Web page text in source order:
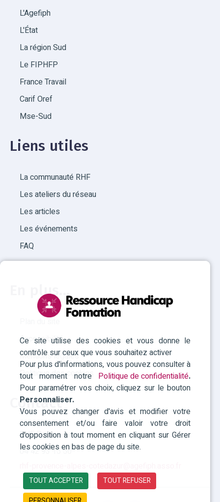
Ce site utilise des cookies et vous donne le
contrôle sur ceux que vous souhaitez activer
Pour plus d'informations, vous pouvez consulter à
tout moment notre Politique de confidentialité.
Pour paramétrer vos choix, cliquez sur le bouton
Personnaliser.
Vous pouvez changer d'avis et modifier votre
consentement et/ou faire valoir votre droit
d'opposition à tout moment en cliquant sur Gérer
les cookies en bas de page du site.
TOUT ACCEPTER
TOUT REFUSER
L'Agefiph
L'État
La région Sud
Le FIPHFP
France Travail
Carif Oref
Mse-Sud
Liens utiles
La communauté RHF
Les ateliers du réseau
Les articles
Les événements
FAQ
En plus...
Plan du site
Accessibilité
Mentions légales
Politique des cookies
Contact
RHF Paca
04 42 93 15 50